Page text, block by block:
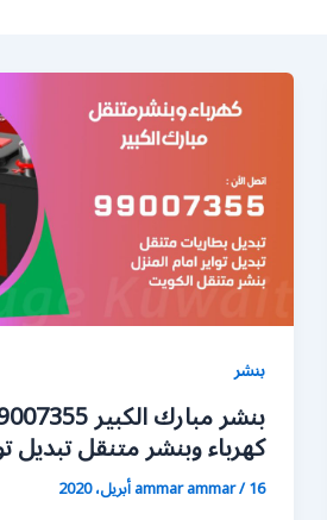
بنشر
كهرباء وبنشر متنقل تبديل
ammar ammar/16 أبريل، 2020